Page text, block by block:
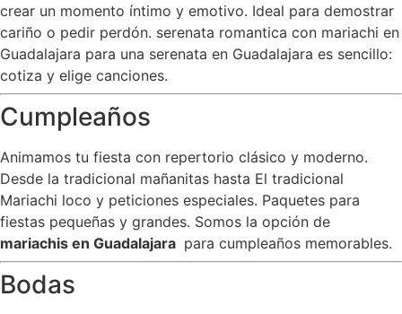
crear un momento íntimo y emotivo. Ideal para demostrar
cariño o pedir perdón. serenata romantica con mariachi en
Guadalajara para una serenata en Guadalajara es sencillo:
cotiza y elige canciones.
Cumpleaños
Animamos tu fiesta con repertorio clásico y moderno.
Desde la tradicional mañanitas hasta El tradicional
Mariachi loco y peticiones especiales. Paquetes para
fiestas pequeñas y grandes. Somos la opción de
mariachis en Guadalajara para cumpleaños memorables.
Bodas